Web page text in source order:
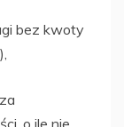
bez kwoty
o ile nie